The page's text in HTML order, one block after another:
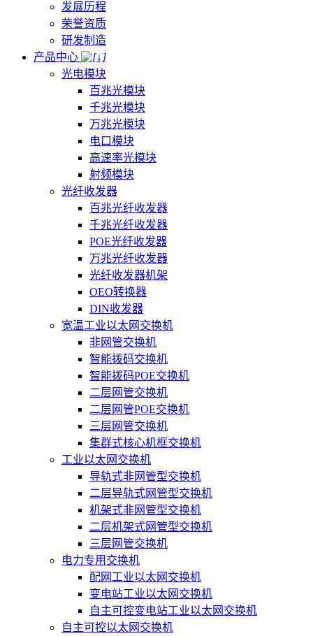
发展历程
荣誉资质
研发制造
产品中心
光电模块
百兆光模块
千兆光模块
万兆光模块
电口模块
高速率光模块
射频模块
光纤收发器
百兆光纤收发器
千兆光纤收发器
POE光纤收发器
万兆光纤收发器
光纤收发器机架
OEO转换器
DIN收发器
宽温工业以太网交换机
非网管交换机
智能拨码交换机
智能拨码POE交换机
二层网管交换机
二层网管POE交换机
三层网管交换机
集群式核心机框交换机
工业以太网交换机
导轨式非网管型交换机
二层导轨式网管型交换机
机架式非网管型交换机
二层机架式网管型交换机
三层网管交换机
电力专用交换机
配网工业以太网交换机
变电站工业以太网交换机
自主可控变电站工业以太网交换机
自主可控以太网交换机